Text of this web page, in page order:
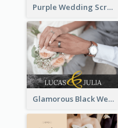
Purple Wedding Scrapping Photo Book
Glamorous Black Wedding Photo Book